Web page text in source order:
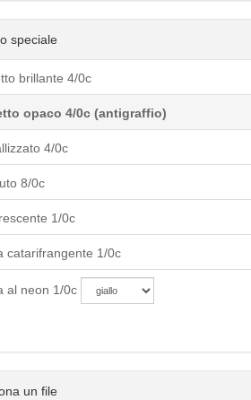
speciale
brillante 4/0c
opaco 4/0c (antigraffio)
4/0c
8/0c
1/0c
catarifrangente 1/0c
al neon 1/0c
un file